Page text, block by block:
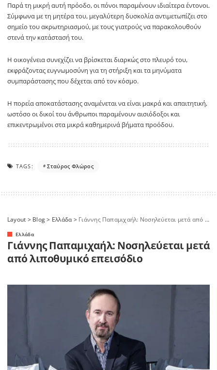
Παρά τη μικρή αυτή πρόοδο, οι πόνοι παραμένουν ιδιαίτερα έντονοι.
Σύμφωνα με τη μητέρα του, μεγαλύτερη δυσκολία αντιμετωπίζει στο
σημείο του ακρωτηριασμού, με τους γιατρούς να παρακολουθούν
στενά την κατάστασή του.
Η οικογένεια συνεχίζει να βρίσκεται διαρκώς στο πλευρό του,
εκφράζοντας ευγνωμοσύνη για τη στήριξη και τα μηνύματα
συμπαράστασης που δέχεται από τον κόσμο.
Η πορεία αποκατάστασης αναμένεται να είναι μακρά και απαιτητική,
ωστόσο οι δικοί του άνθρωποι παραμένουν αισιόδοξοι και
επικεντρωμένοι στα μικρά καθημερινά βήματα προόδου.
TAGS: Σταύρος Φλώρος
Layout > Blog> Ελλάδα> Γιάννης Παπαμιχαήλ: Νοσηλεύεται μετά από λιποθυμικό επεισόδιο
Ελλάδα
Γιάννης Παπαμιχαήλ: Νοσηλεύεται μετά
από λιποθυμικό επεισόδιο